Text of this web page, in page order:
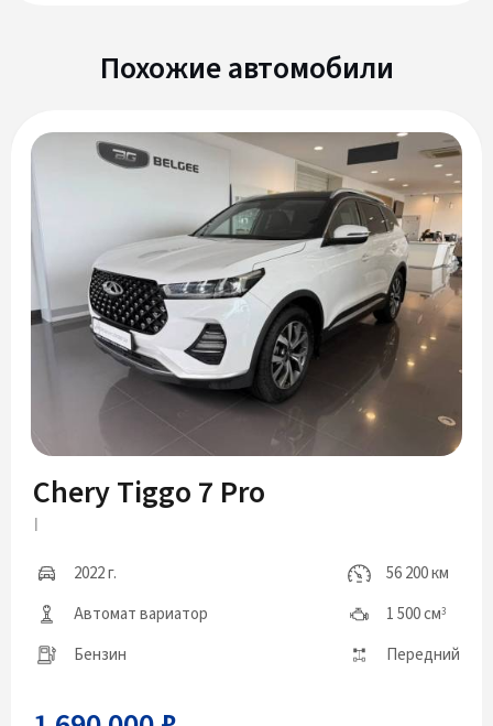
Похожие автомобили
Chery Tiggo 7 Pro
I
2022 г.
56 200 км
Автомат вариатор
1 500 см3
Бензин Передний